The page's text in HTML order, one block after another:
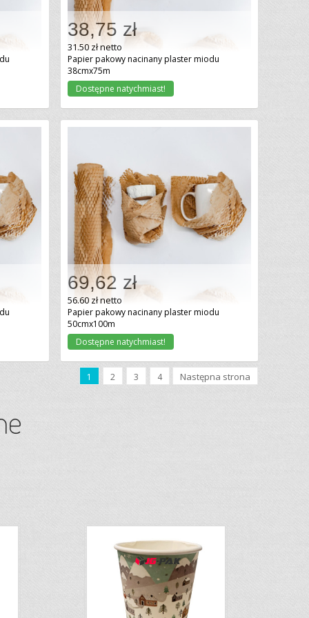
Dodaj do koszyka
38,75 zł
31.50 zł netto
Papier pakowy nacinany plaster miodu
38cmx75m
Dostępne natychmiast!
Dodaj do koszyka
69,62 zł
56.60 zł netto
Papier pakowy nacinany plaster miodu
50cmx100m
Dostępne natychmiast!
1 2 3 4 Następna strona